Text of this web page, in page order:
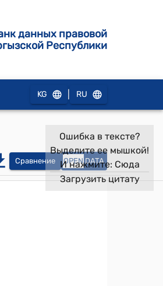
данных правовой
Республики
KG RU
Сравнение OPEN DATA
Ошибка в тексте?
Выделите ее мышкой!
И нажмите: Сюда
Загрузить цитату